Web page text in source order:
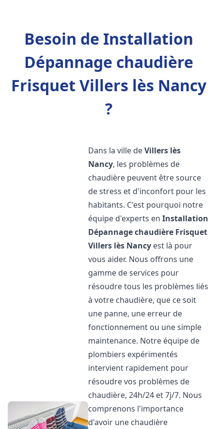
Besoin de Installation
Dépannage chaudière
Frisquet Villers lès Nancy
?
Dans la ville deVillers lès
Nancy, les problèmes de
chaudière peuvent être source
de stress et d'inconfort pour les
habitants. C'est pourquoi notre
équipe d'experts enInstallation
Dépannage chaudière Frisquet
Villers lès Nancy est là pour
vous aider. Nous offrons une
gamme de services pour
résoudre tous les problèmes liés
à votre chaudière, que ce soit
une panne, une erreur de
fonctionnement ou une simple
maintenance. Notre équipe de
plombiers expérimentés
intervient rapidement pour
résoudre vos problèmes de
chaudière, 24h/24 et 7j/7. Nous
comprenons l'importance
d'avoir une chaudière